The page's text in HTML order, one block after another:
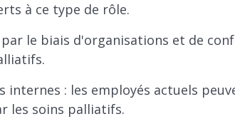
à ce type de rôle.
le biais d'organisations et de
internes : les employés actuels
les soins palliatifs.